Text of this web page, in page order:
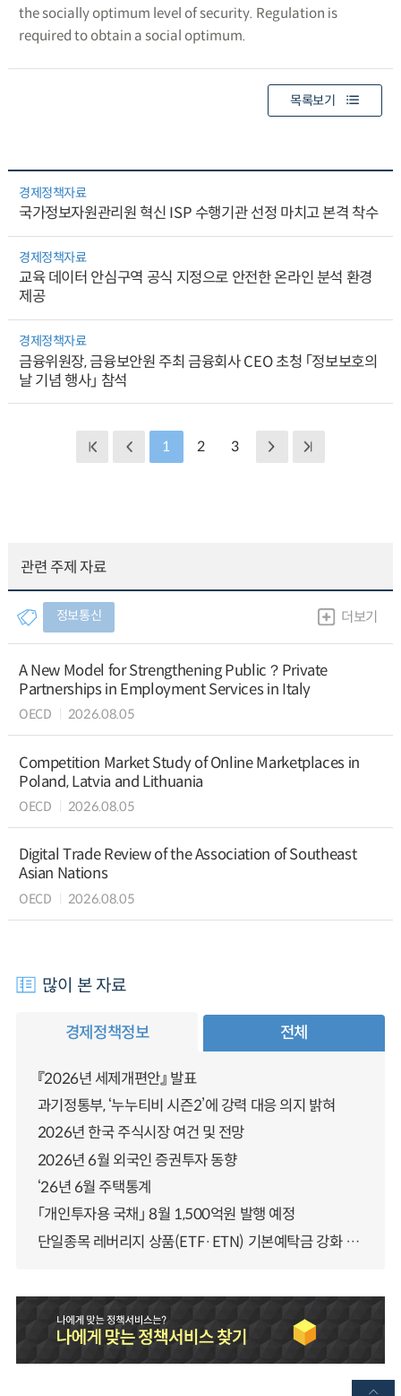
the socially optimum level of security. Regulation is
required to obtain a social optimum.
목록보기
경제정책자료
국가정보자원관리원 혁신 ISP 수행기관 선정 마치고 본격 착수
경제정책자료
교육 데이터 안심구역 공식 지정으로 안전한 온라인 분석 환경
제공
경제정책자료
금융위원장, 금융보안원 주최 금융회사 CEO 초청 「정보보호의
날 기념 행사」 참석
1 2 3
관련 주제 자료
정보통신 더보기
A New Model for Strengthening Public？Private
Partnerships in Employment Services in Italy
OECD 2026.08.05
Competition Market Study of Online Marketplaces in
Poland, Latvia and Lithuania
OECD 2026.08.05
Digital Trade Review of the Association of Southeast
Asian Nations
OECD 2026.08.05
많이 본 자료
경제정책정보 전체
『2026년 세제개편안』 발표
과기정통부, ‘누누티비 시즌2’에 강력 대응 의지 밝혀
2026년 한국 주식시장 여건 및 전망
2026년 6월 외국인 증권투자 동향
‘26년 6월 주택통계
「개인투자용 국채」 8월 1,500억원 발행 예정
단일종목 레버리지 상품(ETF·ETN) 기본예탁금 강화 조기시행 방안 안내